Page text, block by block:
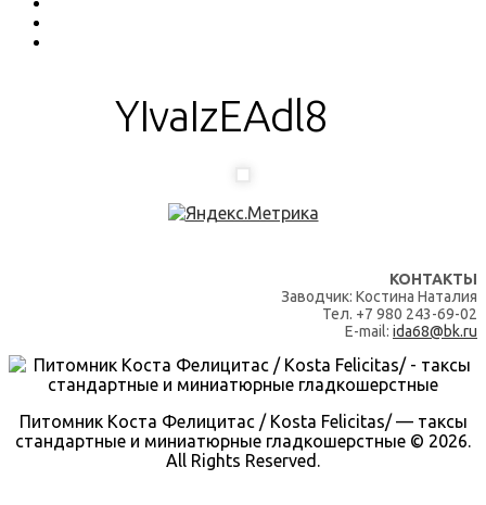
YIvaIzEAdl8
КОНТАКТЫ
Заводчик: Костина Наталия
Тел. +7 980 243-69-02
E-mail: ida68@bk.ru
Питомник Коста Фелицитас / Kosta Felicitas/ — таксы
стандартные и миниатюрные гладкошерстные © 2026.
All Rights Reserved.